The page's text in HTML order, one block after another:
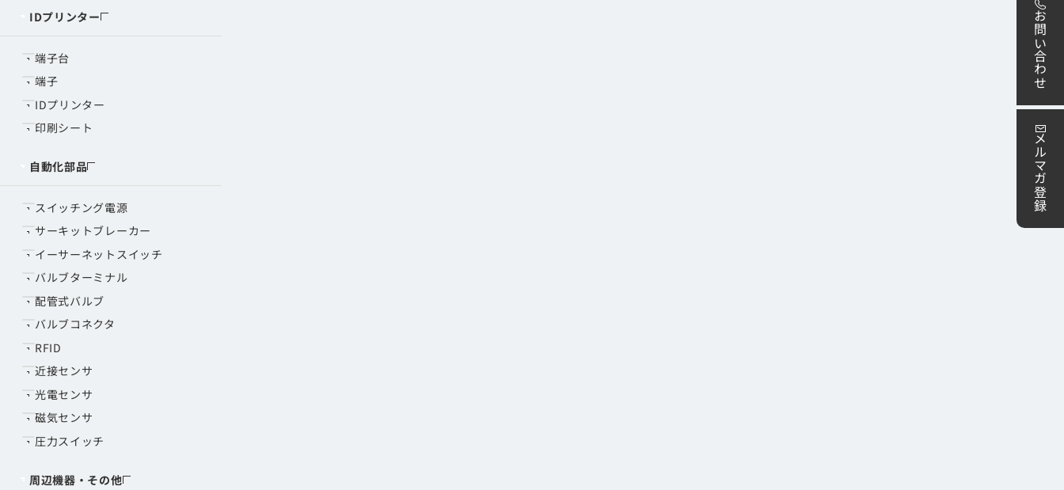
お問い合わせ
メルマガ登録
IDプリンター
端子台
端子
IDプリンター
印刷シート
自動化部品
スイッチング電源
サーキットブレーカー
イーサーネットスイッチ
バルブターミナル
配管式バルブ
バルブコネクタ
RFID
近接センサ
光電センサ
磁気センサ
圧力スイッチ
周辺機器・その他